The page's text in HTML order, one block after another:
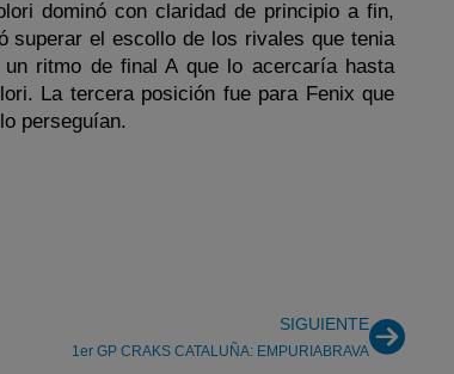
dominó con claridad de principio a fin,
superar el escollo de los rivales que tenia
ritmo de final A que lo acercaría hasta
La tercera posición fue para Fenix que
perseguían.
SIGUIENTE
1er GP CRAKS CATALUÑA: EMPURIABRAVA